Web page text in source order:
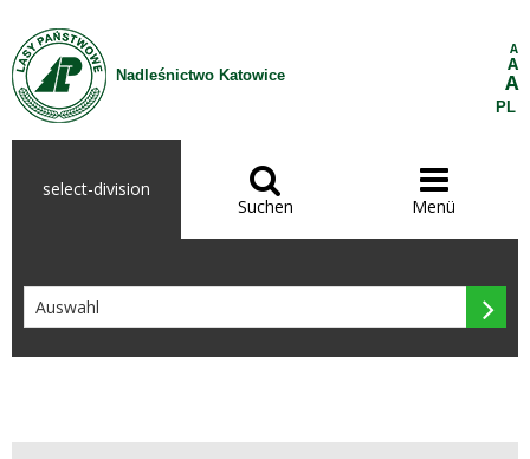
Zum Inhalt wechseln
Nadleśnictwo Katowice
A
A
A
PL
select-division 
Suchen

Menü
